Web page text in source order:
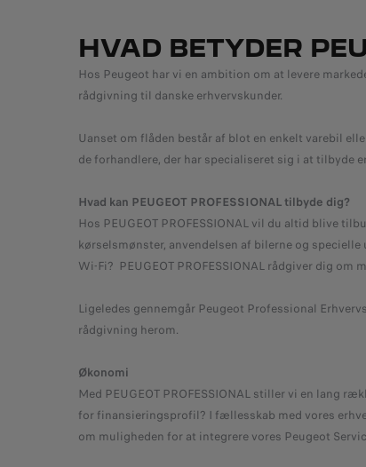
HVAD BETYDER
Hos Peugeot har vi en ambition om at levere
rådgivning til danske erhvervskunder.
Uanset om flåden består af blot en enkelt varebil
de forhandlere, der har specialiseret sig i at tilbyde
Hvad kan PEUGEOT PROFESSIONAL tilbyde dig?
Hos PEUGEOT PROFESSIONAL vil du altid blive
kørselsmønster, anvendelsen af bilerne og
Wi-Fi? PEUGEOT PROFESSIONAL rådgiver dig
Ligeledes gennemgår Peugeot Professional
rådgivning herom.
Økonomi
Med PEUGEOT PROFESSIONAL stiller vi en lang
for finansieringsprofil? I fællesskab med vores
om muligheden for at integrere vores Peugeot